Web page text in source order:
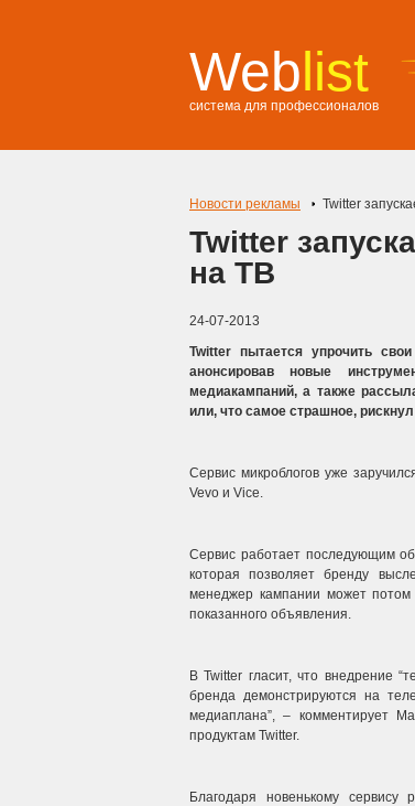
Weblist
система для профессионалов
Новости рекламы Twitter
Twitter
на ТВ
24-07-2013
Twitter пытается упрочить
анонсировав новые
медиакампаний, а также
или, что самое страшное,
Сервис микроблогов уже
Vevo и Vice.
Сервис работает последующим
которая позволяет бренду
менеджер кампании может потом
показанного объявления.
В Twitter гласит, что внедрение
бренда демонстрируются на
медиаплана”, – комментирует
продуктам Twitter.
Благодаря новенькому